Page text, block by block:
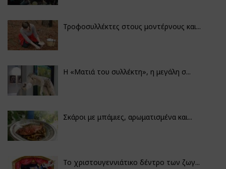
Τροφοσυλλέκτες στους μοντέρνους και...
H «Ματιά του συλλέκτη», η μεγάλη σ...
Σκάροι με μπάμιες, αρωματισμένα και...
Το χριστουγεννιάτικο δέντρο των ζωγ...